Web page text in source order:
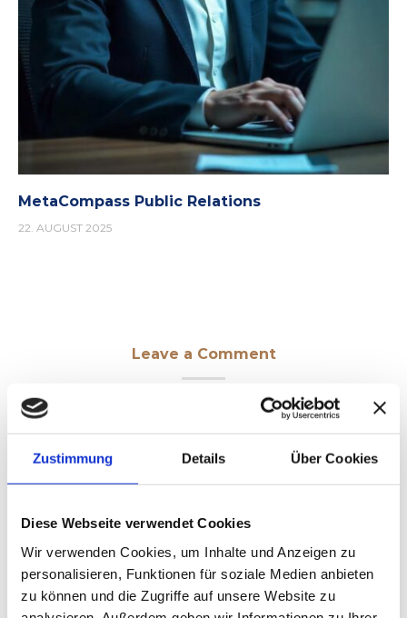
Zustimmung Details Über Cookies
Diese Webseite verwendet Cookies
Wir verwenden Cookies, um Inhalte und Anzeigen zu
personalisieren, Funktionen für soziale Medien anbieten
zu können und die Zugriffe auf unsere Website zu
MetaCompass Public Relations
22. AUGUST 2025
Leave a Comment
Comment
Name